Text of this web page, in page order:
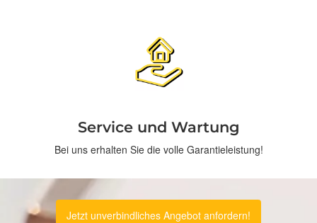
Service und Wartung
Bei uns erhalten Sie die volle Garantieleistung!
Jetzt unverbindliches Angebot anfordern!